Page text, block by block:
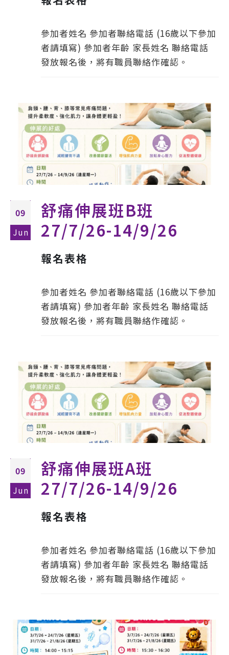
參加者姓名 參加者聯絡電話 (16歲以下參加
者請填寫) 參加者年齡 家長姓名 聯絡電話
發放報名後，將有職員聯絡作確認。
09
Jun
舒痛伸展班B班
27/7/26-14/9/26
報名表格
參加者姓名 參加者聯絡電話 (16歲以下參加
者請填寫) 參加者年齡 家長姓名 聯絡電話
發放報名後，將有職員聯絡作確認。
09
Jun
舒痛伸展班A班
27/7/26-14/9/26
報名表格
參加者姓名 參加者聯絡電話 (16歲以下參加
者請填寫) 參加者年齡 家長姓名 聯絡電話
發放報名後，將有職員聯絡作確認。